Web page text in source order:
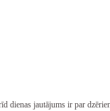
dienas jautājums ir par